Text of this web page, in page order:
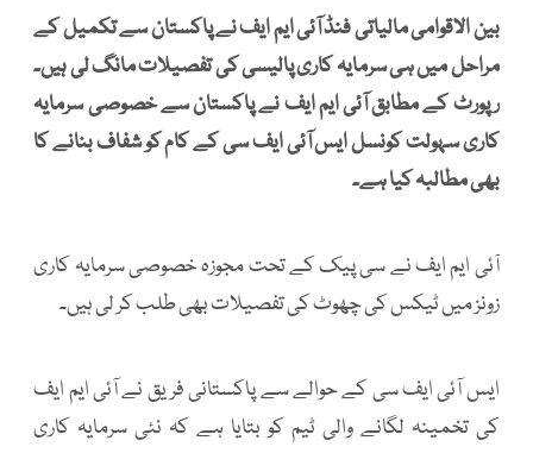
بین الاقوامی مالیاتی فنڈ آئی ایم ایف نے پاکستان سے تکمیل کے
مراحل میں ہی سرمایہ کاری پالیسی کی تفصیلات مانگ لی ہیں۔
رپورٹ کے مطابق آئی ایم ایف نے پاکستان سے خصوصی سرمایہ
کاری سہولت کونسل ایس آئی ایف سی کے کام کو شفاف بنانے کا
بھی مطالبہ کیا ہے۔
آئی ایم ایف نے سی پیک کے تحت مجوزہ خصوصی سرمایہ کاری
زونز میں ٹیکس کی چھوٹ کی تفصیلات بھی طلب کر لی ہیں۔
ایس آئی ایف سی کے حوالے سے پاکستانی فریق نے آئی ایم ایف
کی تخمینہ لگانے والی ٹیم کو بتایا ہے کہ نئی سرمایہ کاری